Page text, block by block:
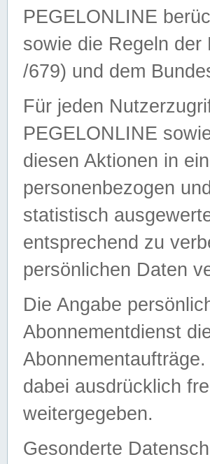
PEGELONLINE
sowie die Regeln der
/679) und dem
Für jeden
PEGELONLINE
diesen Aktionen in
personenbezogen
statistisch
entsprechend zu
persönlichen Daten
Die Angabe
Abonnementdienst
dabei ausdrücklich
weitergegeben.
Gesonderte